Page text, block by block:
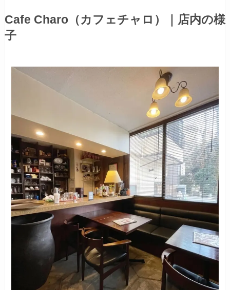
Cafe Charo（カフェチャロ）｜店内の様
子